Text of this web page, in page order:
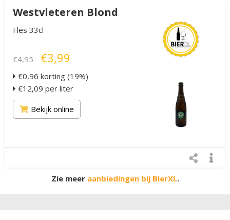
Westvleteren Blond
Fles 33cl
€4,95 €3,99
€0,96 korting (19%)
€12,09 per liter
Bekijk online
Zie meer aanbiedingen bij BierXL.